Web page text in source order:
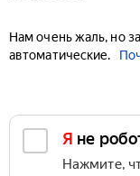
Нам очень жаль, но
автоматические.
Я не
Нажмите,